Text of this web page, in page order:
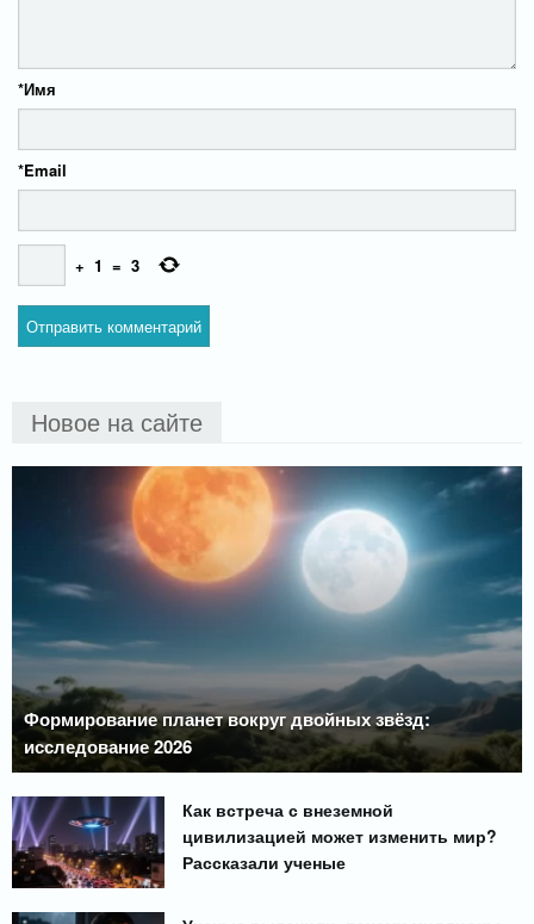
Имя
*
Email
*
+ 1 = 3
Новое на сайте
Формирование планет вокруг двойных звёзд:
исследование 2026
Как встреча с внеземной
цивилизацией может изменить мир?
Рассказали ученые